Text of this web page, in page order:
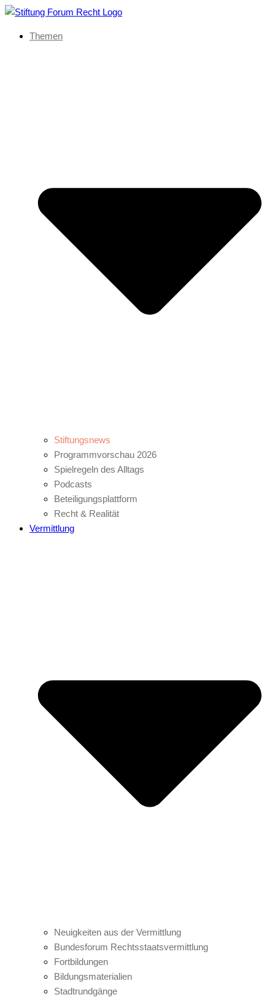
Themen
Stiftungsnews
Programmvorschau 2026
Spielregeln des Alltags
Podcasts
Beteiligungsplattform
Recht & Realität
Vermittlung
Neuigkeiten aus der Vermittlung
Bundesforum Rechtsstaatsvermittlung
Fortbildungen
Bildungsmaterialien
Stadtrundgänge